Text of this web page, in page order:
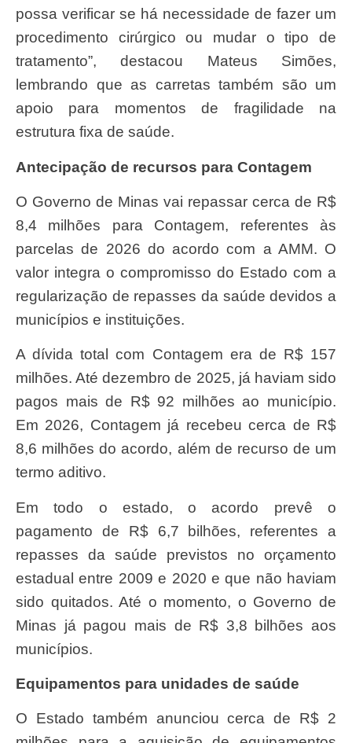
possa verificar se há necessidade de fazer um
procedimento cirúrgico ou mudar o tipo de
tratamento”, destacou Mateus Simões,
lembrando que as carretas também são um
apoio para momentos de fragilidade na
estrutura fixa de saúde.
Antecipação de recursos para Contagem
O Governo de Minas vai repassar cerca de R$
8,4 milhões para Contagem, referentes às
parcelas de 2026 do acordo com a AMM. O
valor integra o compromisso do Estado com a
regularização de repasses da saúde devidos a
municípios e instituições.
A dívida total com Contagem era de R$ 157
milhões. Até dezembro de 2025, já haviam sido
pagos mais de R$ 92 milhões ao município.
Em 2026, Contagem já recebeu cerca de R$
8,6 milhões do acordo, além de recurso de um
termo aditivo.
Em todo o estado, o acordo prevê o
pagamento de R$ 6,7 bilhões, referentes a
repasses da saúde previstos no orçamento
estadual entre 2009 e 2020 e que não haviam
sido quitados. Até o momento, o Governo de
Minas já pagou mais de R$ 3,8 bilhões aos
municípios.
Equipamentos para unidades de saúde
O Estado também anunciou cerca de R$ 2